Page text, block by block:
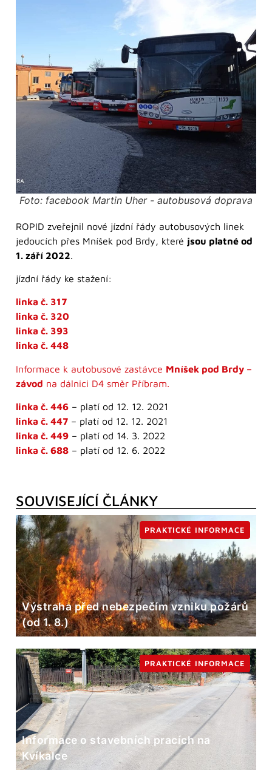
Foto: facebook Martin Uher - autobusová doprava
ROPID zveřejnil nové jízdní řády autobusových linek
jedoucích přes Mníšek pod Brdy, které jsou platné od
1. září 2022.
jízdní řády ke stažení:
linka č. 317
linka č. 320
linka č. 393
linka č. 448
Informace k autobusové zastávce Mníšek pod Brdy –
závod na dálnici D4 směr Příbram.
linka č. 446 – platí od 12. 12. 2021
linka č. 447 – platí od 12. 12. 2021
linka č. 449 – platí od 14. 3. 2022
linka č. 688 – platí od 12. 6. 2022
SOUVISEJÍCÍ ČLÁNKY
Výstraha před nebezpečím vzniku požárů
(od 1. 8.)
PRAKTICKÉ INFORMACE
Informace o stavebních pracích na
Kvíkalce
PRAKTICKÉ INFORMACE